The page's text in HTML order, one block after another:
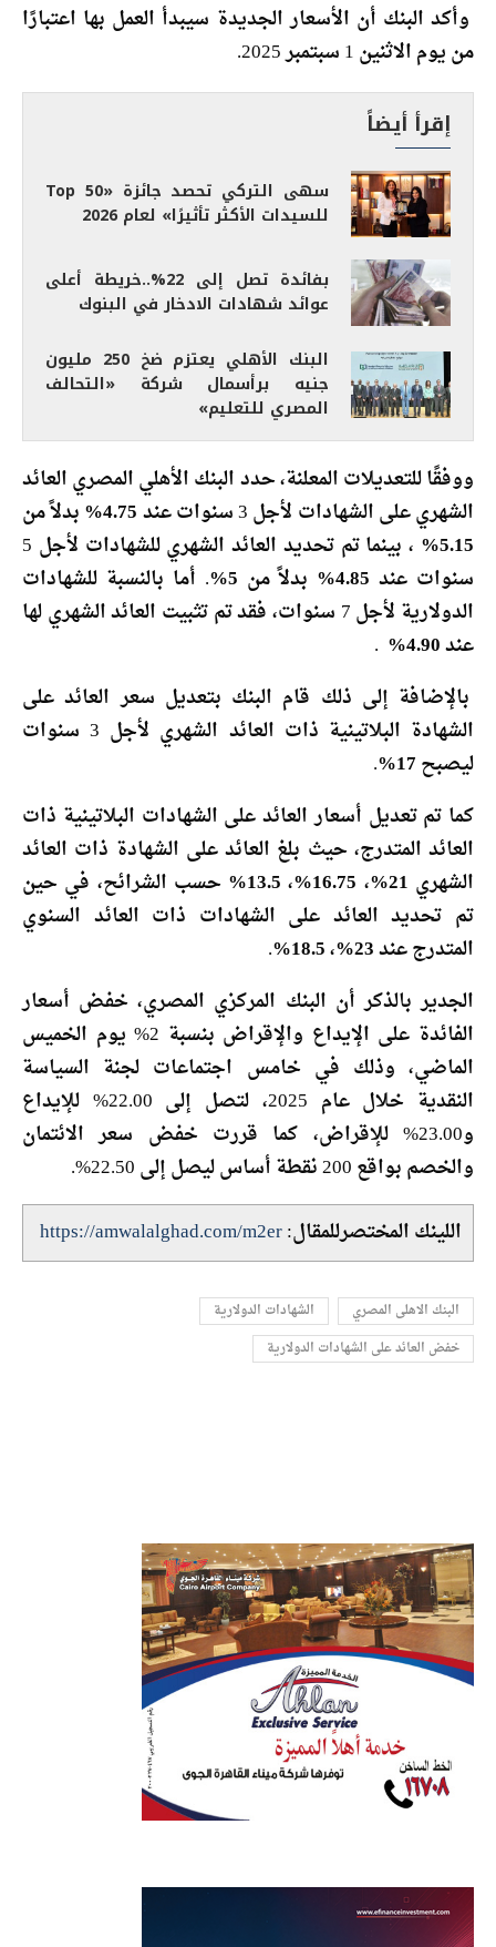
وأكد البنك أن الأسعار الجديدة سيبدأ العمل بها اعتبارًا
من يوم الاثنين 1 سبتمبر 2025.
إقرأ أيضاً
سهى التركي تحصد جائزة «Top 50
للسيدات الأكثر تأثيرًا» لعام 2026
بفائدة تصل إلى 22%..خريطة أعلى
عوائد شهادات الادخار في البنوك
البنك الأهلي يعتزم ضخ 250 مليون
جنيه برأسمال شركة «التحالف
المصري للتعليم»
ووفقًا للتعديلات المعلنة، حدد البنك الأهلي المصري العائد
الشهري على الشهادات لأجل 3 سنوات عند
4.75% بدلاً من
5.15%
، بينما تم تحديد العائد الشهري للشهادات لأجل 5
سنوات عند 4.85% بدلاً من 5%
. أما بالنسبة للشهادات
الدولارية لأجل 7 سنوات، فقد تم تثبيت العائد الشهري لها
عند4.90%
.
بالإضافة إلى ذلك قام البنك بتعديل سعر العائد على
الشهادة البلاتينية ذات العائد الشهري لأجل 3 سنوات
ليصبح17%
.
كما تم تعديل أسعار العائد على الشهادات البلاتينية ذات
العائد المتدرج، حيث بلغ العائد على الشهادة ذات العائد
الشهري 21%، 16.75%، 13.5%
حسب الشرائح، في حين
تم تحديد العائد على الشهادات ذات العائد السنوي
المتدرج عند23%، 18.5%
.
الجدير بالذكر أن البنك المركزي المصري، خفض أسعار
الفائدة على الإيداع والإقراض بنسبة 2% يوم الخميس
الماضي، وذلك في خامس اجتماعات لجنة السياسة
النقدية خلال عام 2025، لتصل إلى 22.00% للإيداع
و23.00% للإقراض، كما قررت خفض سعر الائتمان
والخصم بواقع 200 نقطة أساس ليصل إلى 22.50%.
اللينك المختصرللمقال:https://amwalalghad.com/m2er
البنك الاهلى المصري
الشهادات الدولارية
خفض العائد على الشهادات الدولارية